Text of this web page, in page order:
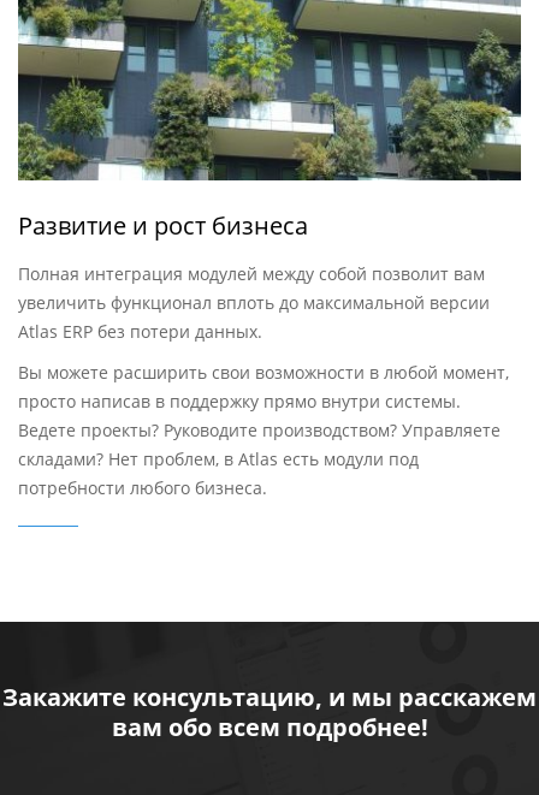
Развитие и рост бизнеса
Полная интеграция модулей между собой позволит вам
увеличить функционал вплоть до максимальной версии
Atlas ERP без потери данных.
Вы можете расширить свои возможности в любой момент,
просто написав в поддержку прямо внутри системы.
Ведете проекты? Руководите производством? Управляете
складами? Нет проблем, в Atlas есть модули под
потребности любого бизнеса.
Закажите консультацию, и мы расскажем
вам обо всем подробнее!